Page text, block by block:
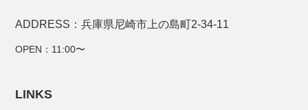
ADDRESS：兵庫県尼崎市上の島町2-34-11
OPEN：11:00〜
LINKS